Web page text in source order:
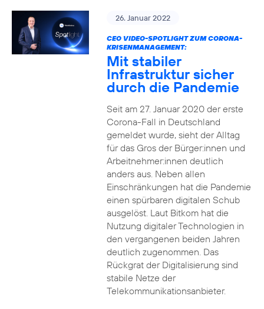
26. Januar 2022
CEO VIDEO-SPOTLIGHT ZUM CORONA-
KRISENMANAGEMENT:
Mit stabiler
Infrastruktur sicher
durch die Pandemie
Seit am 27. Januar 2020 der erste
Corona-Fall in Deutschland
gemeldet wurde, sieht der Alltag
für das Gros der Bürger:innen und
Arbeitnehmer:innen deutlich
anders aus. Neben allen
Einschränkungen hat die Pandemie
einen spürbaren digitalen Schub
ausgelöst. Laut Bitkom hat die
Nutzung digitaler Technologien in
den vergangenen beiden Jahren
deutlich zugenommen. Das
Rückgrat der Digitalisierung sind
stabile Netze der
Telekommunikationsanbieter.